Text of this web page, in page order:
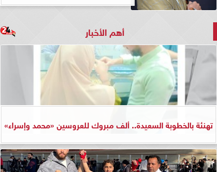
أهم الأخبار
تهنئة بالخطوبة السعيدة.. ألف مبروك للعروسين «محمد وإسراء»